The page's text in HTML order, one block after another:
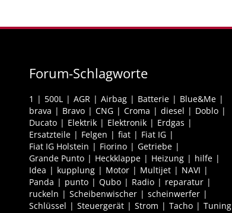
Forum-Schlagworte
1 500L AGR Airbag Batterie
Blue&Me
brava
Bravo CNG Croma diesel
Doblo
Ducato
Elektrik Elektronik
Erdgas
Ersatzteile
Felgen fiat
Fiat IG
Fiat IG Holstein
Fiorino
Getriebe
Grande Punto
Heckklappe Heizung
hilfe
Idea
kupplung Motor Multijet
NAVI
Panda
punto Qubo Radio
reparatur
ruckeln
Scheibenwischer
scheinwerfer
Schlüssel
Steuergerät Strom Tacho
Tuning